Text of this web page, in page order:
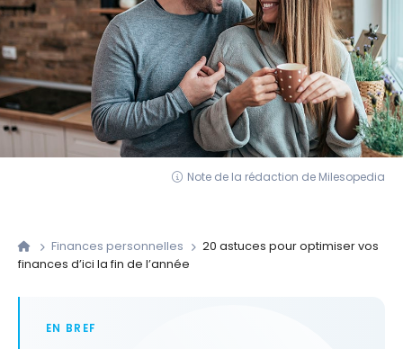
Note de la rédaction de Milesopedia
Finances personnelles
20 astuces pour optimiser vos
finances d’ici la fin de l’année
EN BREF